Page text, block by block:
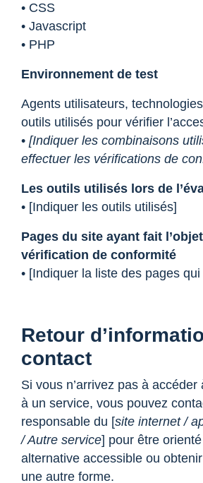
• CSS
• Javascript
• PHP
Environnement de test
Agents utilisateurs,
outils utilisés pour vérifier
• [Indiquer les combinaisons
effectuer les vérifications de
Les outils utilisés lors de
• [Indiquer les outils utilisés]
Pages du site ayant fait
vérification de conformité
• [Indiquer la liste des pages
Retour
contact
Si vous n’arrivez pas à
à un service, vous pouvez
responsable du [site internet /
/ Autre service] pour être
alternative accessible ou
une autre forme.